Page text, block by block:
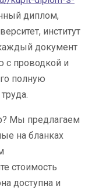
диплом,
институт
документ
с проводкой и
полную
Мы предлагаем
на бланках
стоимость
доступна и